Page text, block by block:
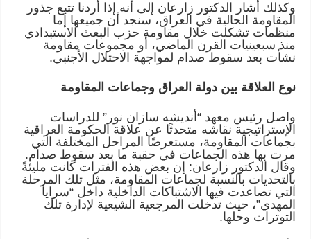
وکذلك أشار الدكتور زارعان إلى أنه إذا أردنا تتبع جذور
المقاومة الحالية في العراق، سنجد أن جميعها إما
منظمات تشكلت خلال مقاومة حزب البعث الاستبدادي
منذ سبعينيات القرن الماضي، أو مجموعات مقاومة
نشأت بعد سقوط صدام لمواجهة الاحتلال الأجنبي.
نوع العلاقة بين دولة العراق وجماعات المقاومة
واصل رئيس معهد “أندیشه سازان نور” للدراسات
الإستراتيجية نقاشه متحدثًا عن علاقة الحكومة العراقية
بجماعات المقاومة، مستعرضًا المراحل المختلفة التي
مرت بها هذه الجماعات في حقبة ما بعد سقوط صدام.
وقال الدکتور زارعان: إن بعض هذه الفترات كانت مليئةً
بالتحديات بالنسبة لجماعات المقاومة، مثل تلك المرحلة
التي تصاعدت فيها الاشتباكات الداخلية داخل “سرايا
المهدي”، حيث تدخلت المرجعية الشيعية لإدارة تلك
التوترات وحلها.